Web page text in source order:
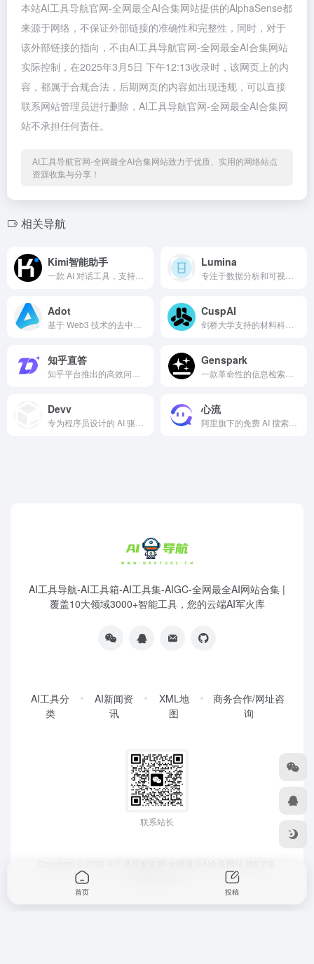
本站AI工具导航官网-全网最全AI合集网站提供的AlphaSense都
来源于网络，不保证外部链接的准确性和完整性，同时，对于
该外部链接的指向，不由AI工具导航官网-全网最全AI合集网站
实际控制，在2025年3月5日 下午12:13收录时，该网页上的内
容，都属于合规合法，后期网页的内容如出现违规，可以直接
联系网站管理员进行删除，AI工具导航官网-全网最全AI合集网
站不承担任何责任。
AI工具导航官网-全网最全AI合集网站致力于优质、实用的网络站点
资源收集与分享！
相关导航
Kimi智能助手 Lumina
Adot CuspAI
知乎直答 Genspark
Devv 心流
AI工具导航-AI工具箱-AI工具集-AIGC-全网最全AI网站合集 |
覆盖10大领域3000+智能工具，您的云端AI军火库
AI工具分
类
AI新闻资
讯
XML地
图
商务合作/网址咨
询
联系站长
首页 投稿